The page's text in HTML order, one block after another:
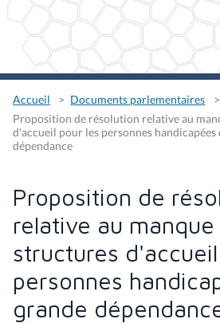
Accueil
Documents parlementaires
Proposition de résolution relative au
d'accueil pour les personnes handicapées
dépendance
Proposition de
relative au manque
structures
personnes
grande